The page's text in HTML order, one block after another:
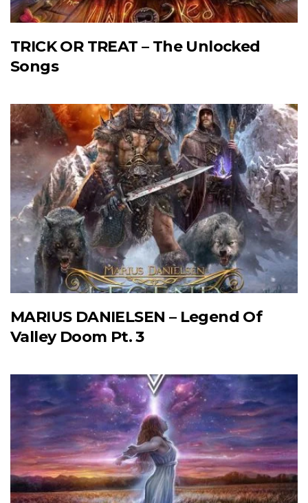
TRICK OR TREAT – The Unlocked
Songs
MARIUS DANIELSEN – Legend Of
Valley Doom Pt. 3